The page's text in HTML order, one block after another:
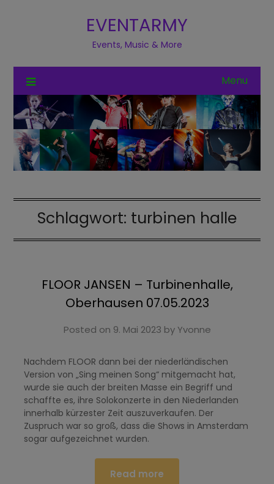
EVENTARMY
Events, Music & More
Menu
Schlagwort: turbinen halle
FLOOR JANSEN – Turbinenhalle,
Oberhausen 07.05.2023
Posted on 9. Mai 2023 byYvonne
Nachdem FLOOR dann bei der niederländischen
Version von „Sing meinen Song“ mitgemacht hat,
wurde sie auch der breiten Masse ein Begriff und
schaffte es, ihre Solokonzerte in den Niederlanden
innerhalb kürzester Zeit auszuverkaufen. Der
Zuspruch war so groß, dass die Shows in Amsterdam
sogar aufgezeichnet wurden.
Read more